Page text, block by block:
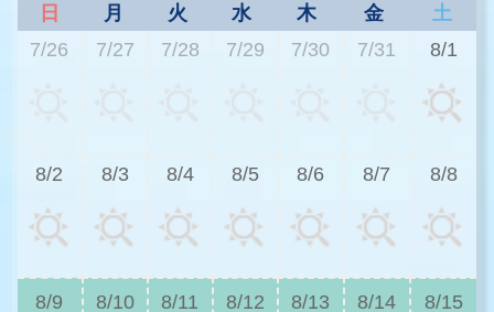
日 月 火 水 木 金
土
7/26
7/27 7/28 7/29 7/30 7/31 8/1
8/2 8/3 8/4 8/5 8/6 8/7 8/8
8/9 8/10 8/11 8/12 8/13 8/14 8/15